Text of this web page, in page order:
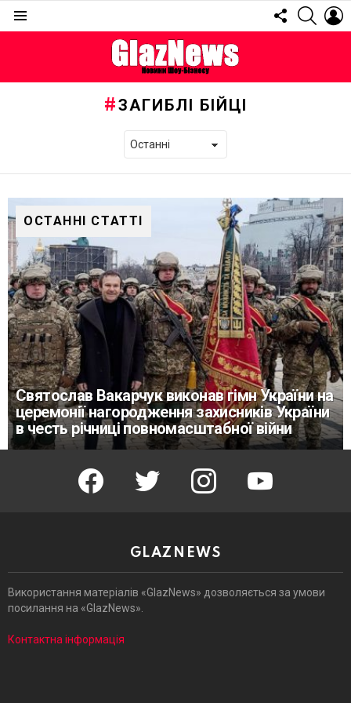
FOLLOW
US
ЗАГИБЛІ БІЙЦІ
ОСТАННІ СТАТТІ
Святослав Вакарчук виконав гімн України на
церемонії нагородження захисників України
в честь річниці повномасштабної війни
facebook twitter instagram youtube
GLAZNEWS
Використання матеріалів «GlazNews» дозволяється за умови
посилання на «GlazNews».
Контактна інформація